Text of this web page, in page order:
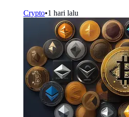
Crypto•1 hari lalu